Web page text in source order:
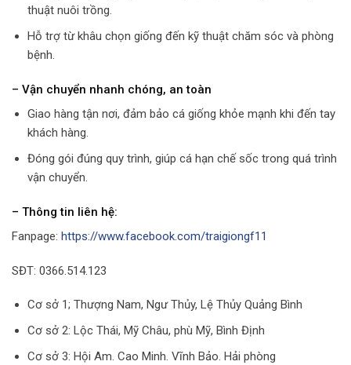
thuật nuôi trồng.
Hỗ trợ từ khâu chọn giống đến kỹ thuật chăm sóc và phòng
bệnh.
– Vận chuyển nhanh chóng, an toàn
Giao hàng tận nơi, đảm bảo cá giống khỏe mạnh khi đến tay
khách hàng.
Đóng gói đúng quy trình, giúp cá hạn chế sốc trong quá trình
vận chuyển.
– Thông tin liên hệ:
Fanpage: https://www.facebook.com/traigiongf11
SĐT: 0366.514.123
Cơ sở 1; Thượng Nam, Ngư Thủy, Lệ Thủy Quảng Bình
Cơ sở 2: Lộc Thái, Mỹ Châu, phù Mỹ, Bình Định
Cơ sở 3: Hội Am. Cao Minh. Vĩnh Bảo. Hải phòng